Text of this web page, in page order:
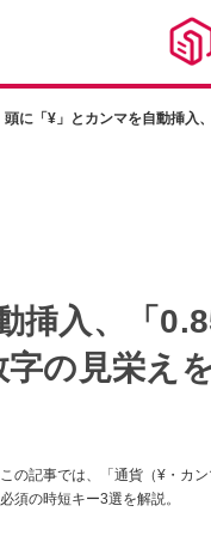
頭に「¥」とカンマを自動挿入
挿入、「
の見栄え
の記事では、「通貨（¥・カ
須の時短キー3選を解説。